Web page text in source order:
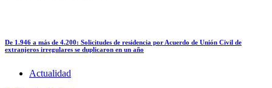
De 1.946 a más de 4.200: Solicitudes de residencia por Acuerdo de Unión Civil de
extranjeros irregulares se duplicaron en un año
Actualidad